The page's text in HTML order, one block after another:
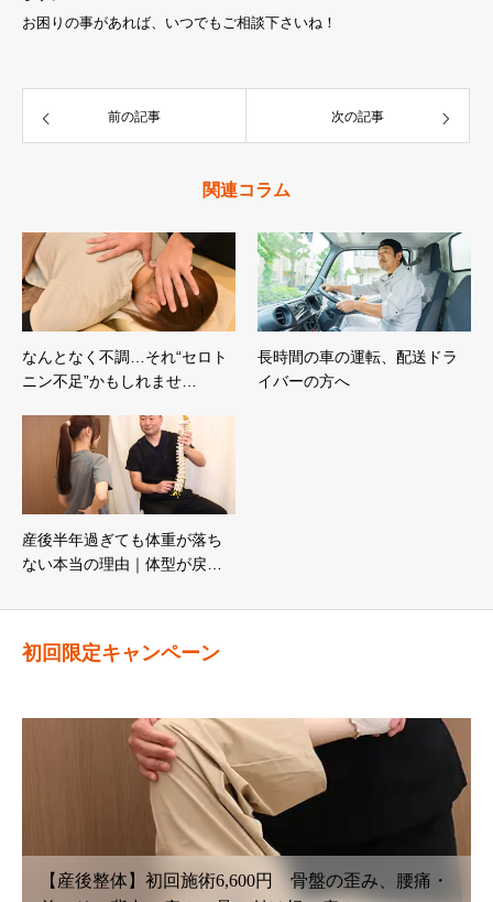
お困りの事があれば、いつでもご相談下さいね！
前の記事 次の記事
関連コラム
なんとなく不調…それ“セロト
ニン不足”かもしれませ…
長時間の車の運転、配送ドラ
イバーの方へ
産後半年過ぎても体重が落ち
ない本当の理由｜体型が戻…
初回限定キャンペーン
み、腰痛・
【鍼灸初回治療】6,600円〜 腰痛・坐骨神